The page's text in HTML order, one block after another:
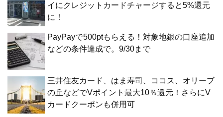
イにクレジットカードチャージすると5%還元
に！
PayPayで500ptもらえる！対象地銀の口座追加
などの条件達成で。9/30まで
三井住友カード、はま寿司、ココス、オリーブ
の丘などでVポイント最大10％還元！さらにV
カードクーポンも併用可